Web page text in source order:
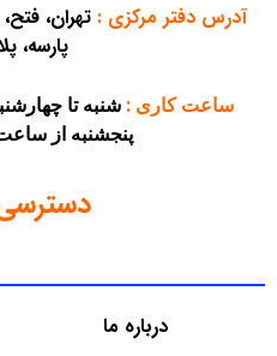
آدرس دفتر مرکزی:
پارسه،
ساعت کاری :
پنجشنبه از ساعت 8:30 تا
درباره ما